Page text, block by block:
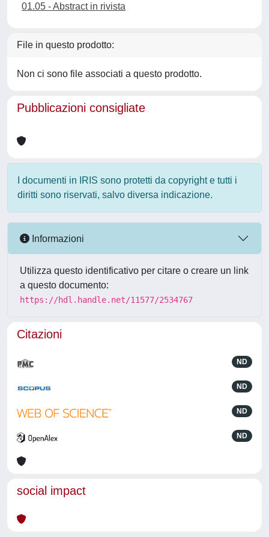
01.05 - Abstract in rivista
File in questo prodotto:
Non ci sono file associati a questo prodotto.
Pubblicazioni consigliate
I documenti in IRIS sono protetti da copyright e tutti i
diritti sono riservati, salvo diversa indicazione.
Informazioni
Utilizza questo identificativo per citare o creare un link
a questo documento:
https://hdl.handle.net/11577/2534767
Citazioni
ND
ND
ND
ND
social impact